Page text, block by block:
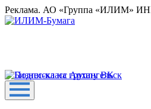
Реклама. АО «Группа «ИЛИМ»